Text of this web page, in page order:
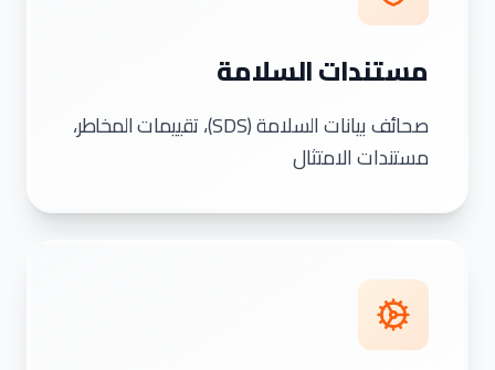
مستندات السلامة
صحائف بيانات السلامة (SDS)، تقييمات المخاطر،
مستندات الامتثال